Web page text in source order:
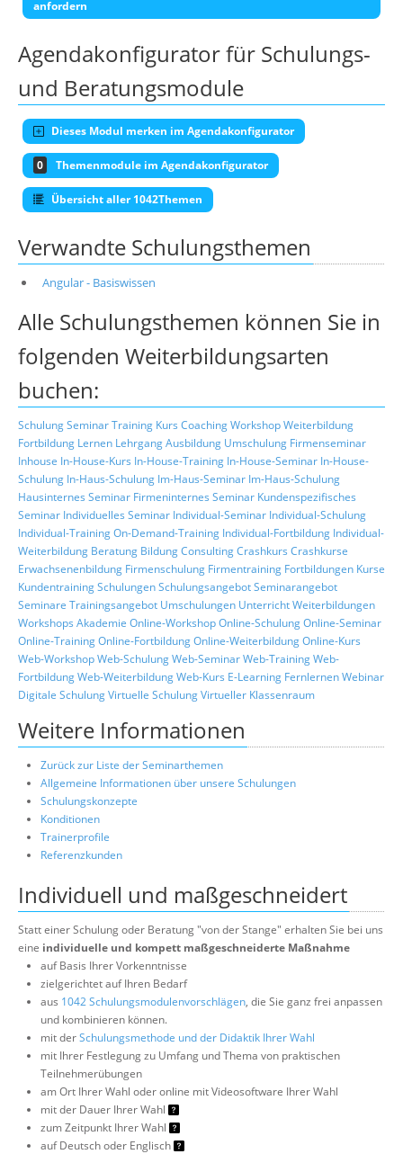
anfordern
Agendakonfigurator für Schulungs-
und Beratungsmodule
Dieses Modul merken im Agendakonfigurator
0 Themenmodule im Agendakonfigurator
Übersicht aller 1042Themen
Verwandte Schulungsthemen
Angular - Basiswissen
Alle Schulungsthemen können Sie in
folgenden Weiterbildungsarten
buchen:
SchulungSeminarTraining Kurs CoachingWorkshopWeiterbildung
Fortbildung Lernen LehrgangAusbildung Umschulung Firmenseminar
Inhouse In-House-Kurs In-House-Training In-House-Seminar In-House-
Schulung In-Haus-Schulung Im-Haus-Seminar Im-Haus-Schulung
Hausinternes Seminar Firmeninternes Seminar Kundenspezifisches
Seminar Individuelles Seminar Individual-Seminar Individual-Schulung
Individual-TrainingOn-Demand-Training Individual-Fortbildung Individual-
Weiterbildung Beratung BildungConsultingCrashkurs Crashkurse
Erwachsenenbildung Firmenschulung Firmentraining Fortbildungen Kurse
KundentrainingSchulungenSchulungsangebotSeminarangebot
Seminare Trainingsangebot Umschulungen UnterrichtWeiterbildungen
Workshops Akademie Online-WorkshopOnline-SchulungOnline-Seminar
Online-TrainingOnline-FortbildungOnline-WeiterbildungOnline-Kurs
Web-WorkshopWeb-SchulungWeb-SeminarWeb-TrainingWeb-
FortbildungWeb-WeiterbildungWeb-Kurs E-Learning FernlernenWebinar
Digitale SchulungVirtuelle SchulungVirtueller Klassenraum
Weitere Informationen
Zurück zur Liste der Seminarthemen
Allgemeine Informationen über unsere Schulungen
Schulungskonzepte
Konditionen
Trainerprofile
Referenzkunden
Individuell und maßgeschneidert
Statt einer Schulung oder Beratung "von der Stange" erhalten Sie bei uns
eine individuelle und kompett maßgeschneiderte Maßnahme
auf Basis Ihrer Vorkenntnisse
zielgerichtet auf Ihren Bedarf
aus 1042 Schulungsmodulenvorschlägen, die Sie ganz frei anpassen
und kombinieren können.
mit derSchulungsmethode und der Didaktik Ihrer Wahl
mit Ihrer Festlegung zu Umfang und Thema von praktischen
Teilnehmerübungen
am Ort Ihrer Wahl oder online mit Videosoftware Ihrer Wahl
mit der Dauer Ihrer Wahl
zum Zeitpunkt Ihrer Wahl
auf Deutsch oder Englisch